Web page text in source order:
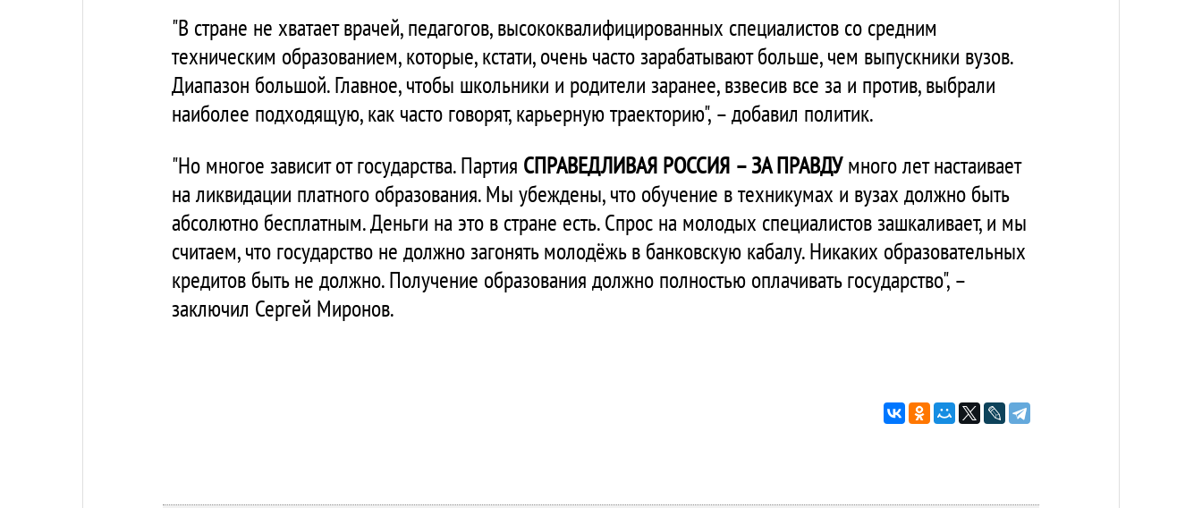
"В стране не хватает врачей, педагогов, высококвалифицированных специалистов со средним
техническим образованием, которые, кстати, очень часто зарабатывают больше, чем выпускники вузов.
Диапазон большой. Главное, чтобы школьники и родители заранее, взвесив все за и против, выбрали
наиболее подходящую, как часто говорят, карьерную траекторию", – добавил политик.
"Но многое зависит от государства. Партия СПРАВЕДЛИВАЯ РОССИЯ – ЗА ПРАВДУмного лет настаивает
на ликвидации платного образования. Мы убеждены, что обучение в техникумах и вузах должно быть
абсолютно бесплатным. Деньги на это в стране есть. Спрос на молодых специалистов зашкаливает, и мы
считаем, что государство не должно загонять молодёжь в банковскую кабалу. Никаких образовательных
кредитов быть не должно. Получение образования должно полностью оплачивать государство", –
заключил Сергей Миронов.